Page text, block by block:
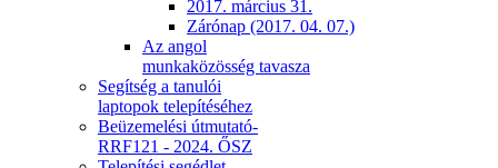
2017. március 31.
Zárónap (2017. 04. 07.)
Az angol
munkaközösség tavasza
Segítség a tanulói
laptopok telepítéséhez
Beüzemelési útmutató-
RRF121 - 2024. ŐSZ